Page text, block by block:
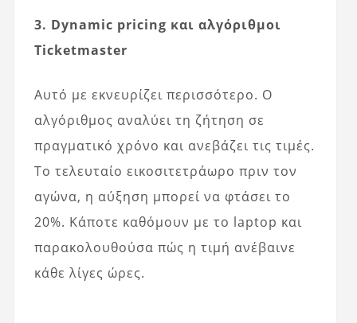
3. Dynamic pricing και αλγόριθμοι
Ticketmaster
Αυτό με εκνευρίζει περισσότερο. Ο
αλγόριθμος αναλύει τη ζήτηση σε
πραγματικό χρόνο και ανεβάζει τις τιμές.
Το τελευταίο εικοσιτετράωρο πριν τον
αγώνα, η αύξηση μπορεί να φτάσει το
20%. Κάποτε καθόμουν με το laptop και
παρακολουθούσα πώς η τιμή ανέβαινε
κάθε λίγες ώρες.